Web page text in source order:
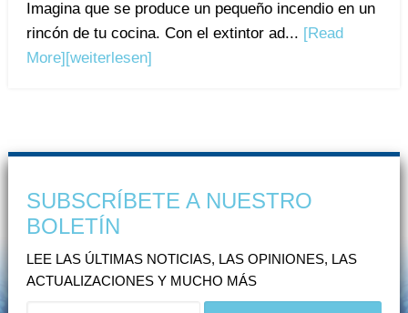
Imagina que se produce un pequeño incendio en un
rincón de tu cocina. Con el extintor ad... [Read
More][weiterlesen]
SUBSCRÍBETE A NUESTRO
BOLETÍN
LEE LAS ÚLTIMAS NOTICIAS, LAS OPINIONES, LAS
ACTUALIZACIONES Y MUCHO MÁS